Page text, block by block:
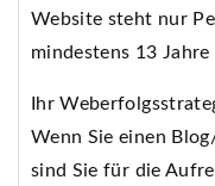
Website steht nur
mindestens 13
Ihr
Wenn Sie einen
sind Sie für die